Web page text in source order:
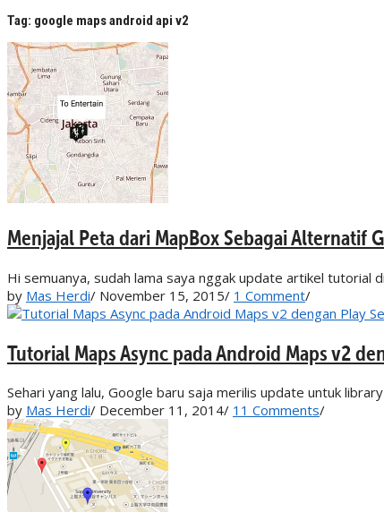
Tag: google maps android api v2
Menjajal Peta dari MapBox Sebagai Alternatif
Hi semuanya, sudah lama saya nggak update artikel tutorial
by Mas Herdi/ November 15, 2015/ 1 Comment/
Tutorial Maps Async pada Android Maps v2
Sehari yang lalu, Google baru saja merilis update untuk
by Mas Herdi/ December 11, 2014/ 11 Comments/